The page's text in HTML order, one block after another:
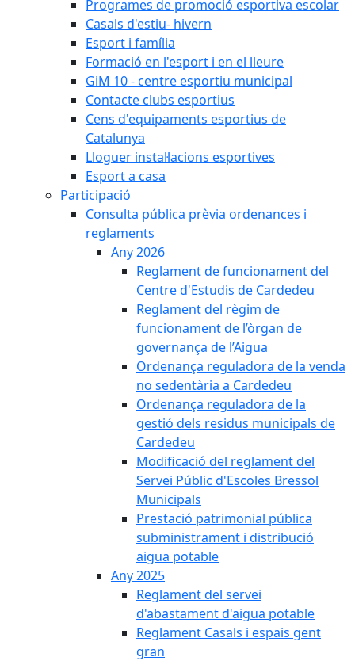
Programes de promoció esportiva escolar
Casals d'estiu- hivern
Esport i família
Formació en l'esport i en el lleure
GiM 10 - centre esportiu municipal
Contacte clubs esportius
Cens d'equipaments esportius de
Catalunya
Lloguer instal·lacions esportives
Esport a casa
Participació
Consulta pública prèvia ordenances i
reglaments
Any 2026
Reglament de funcionament del
Centre d'Estudis de Cardedeu
Reglament del règim de
funcionament de l’òrgan de
governança de l’Aigua
Ordenança reguladora de la venda
no sedentària a Cardedeu
Ordenança reguladora de la
gestió dels residus municipals de
Cardedeu
Modificació del reglament del
Servei Públic d'Escoles Bressol
Municipals
Prestació patrimonial pública
subministrament i distribució
aigua potable
Any 2025
Reglament del servei
d'abastament d'aigua potable
Reglament Casals i espais gent
gran